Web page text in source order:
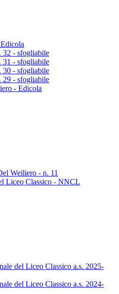
- sfogliabile
- sfogliabile
- sfogliabile
- sfogliabile
- Edicola
Weiliero - n. 11
Liceo Classico - NNCL
del Liceo Classico a.s. 2025-
del Liceo Classico a.s. 2024-